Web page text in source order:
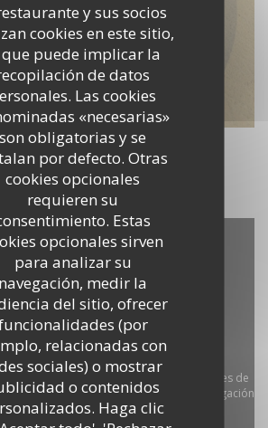
y sus socios
cookies en este sitio,
puede implicar la
de datos
Las cookies
«necesarias»
son obligatorias y se
por defecto. Otras
cookies opcionales
requieren su
Estas
opcionales sirven
para analizar su
navegación, medir la
del sitio, ofrecer
(por
relacionadas con
sociales) o mostrar
o contenidos
Haga clic
de Waze, debe aceptar las cookies de
cookies pueden recopilar datos de navegación
y ubicación. Permitir